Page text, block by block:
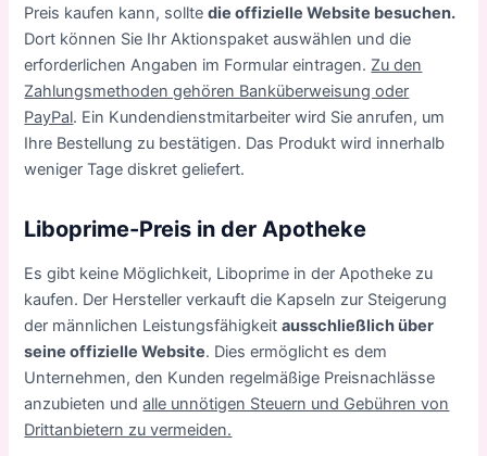
Preis kaufen kann, solltedie offizielle Website besuchen.
Dort können Sie Ihr Aktionspaket auswählen und die
erforderlichen Angaben im Formular eintragen. Zu den
Zahlungsmethoden gehören Banküberweisung oder
PayPal. Ein Kundendienstmitarbeiter wird Sie anrufen, um
Ihre Bestellung zu bestätigen. Das Produkt wird innerhalb
weniger Tage diskret geliefert.
Liboprime-Preis in der Apotheke
Es gibt keine Möglichkeit, Liboprime in der Apotheke zu
kaufen. Der Hersteller verkauft die Kapseln zur Steigerung
der männlichen Leistungsfähigkeitausschließlich über
seine offizielle Website. Dies ermöglicht es dem
Unternehmen, den Kunden regelmäßige Preisnachlässe
anzubieten undalle unnötigen Steuern und Gebühren von
Drittanbietern zu vermeiden.